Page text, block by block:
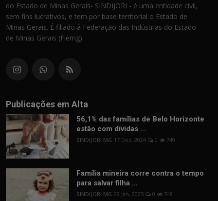
do Estado de Minas Gerais- SINDIJORI - é uma entidade civil,
sem fins lucrativos, e tem por base territorial o Estado de
Minas Gerais. É filiado à Federação das Indústrias do Estado
de Minas Gerais (Fiemg).
Publicações em Alta
56,1% das famílias de Belo Horizonte
estão com dívidas ...
SINDIJORI MG 17 Dez, 2024 0 749
Família mineira corre contra o tempo
para salvar filha ...
SINDIJORI MG 29 Jan, 2025 0 748